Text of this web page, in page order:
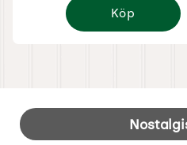
Köp
Disney Jul - Nalle
Sidfot Blandad info